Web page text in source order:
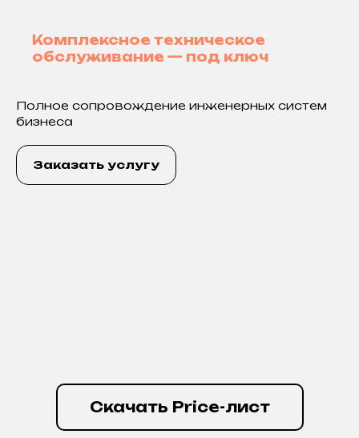
Комплексное техническое
обслуживание — под ключ
Полное сопровождение инженерных систем
бизнеса
Заказать услугу
Скачать Price-лист
График 9:00 до 20:00